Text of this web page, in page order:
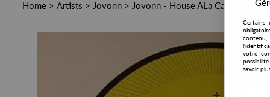
Home > Artists > Jovonn > Jovonn - House ALa Carte
Certains
contenu,
votre
savoir